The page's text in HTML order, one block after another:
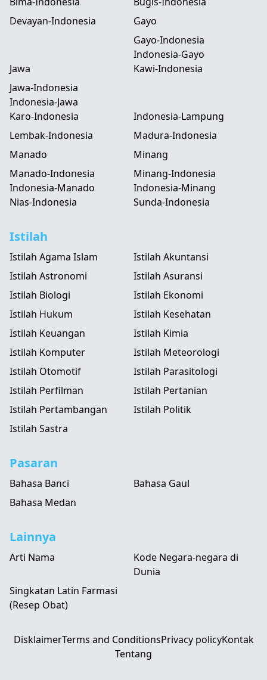
Devayan-Indonesia
Gayo
Gayo-Indonesia
Indonesia-Gayo
Jawa
Jawa-Indonesia
Indonesia-Jawa
Kawi-Indonesia
Karo-Indonesia
Indonesia-Lampung
Lembak-Indonesia
Madura-Indonesia
Manado
Manado-Indonesia
Indonesia-Manado
Minang
Minang-Indonesia
Indonesia-Minang
Nias-Indonesia
Sunda-Indonesia
Istilah
Istilah Agama Islam
Istilah Akuntansi
Istilah Astronomi
Istilah Asuransi
Istilah Biologi
Istilah Ekonomi
Istilah Hukum
Istilah Kesehatan
Istilah Keuangan
Istilah Kimia
Istilah Komputer
Istilah Meteorologi
Istilah Otomotif
Istilah Parasitologi
Istilah Perfilman
Istilah Pertanian
Istilah Pertambangan
Istilah Politik
Istilah Sastra
Pasaran
Bahasa Banci
Bahasa Gaul
Bahasa Medan
Lainnya
Arti Nama
Kode Negara-negara di
Dunia
Singkatan Latin Farmasi
(Resep Obat)
DisklaimerTerms and ConditionsPrivacy policyKontak
Tentang